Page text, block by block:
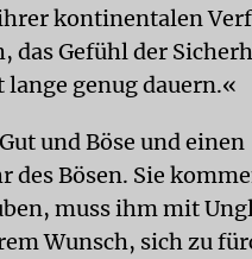
kontinentalen
das Gefühl der
genug dauern.«
und Böse und einen
Bösen. Sie
muss ihm mit
Wunsch, sich zu